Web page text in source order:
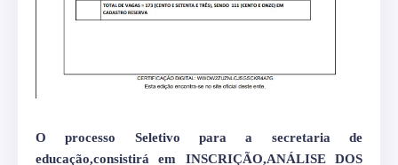
O processo Seletivo para a secretaria de
educação,consistirá em INSCRIÇÃO,ANÁLISE DOS